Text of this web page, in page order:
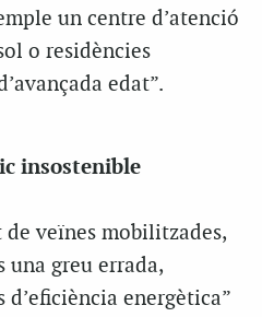
un centre d’atenció
o residències
edat”.
insostenible
de veïnes mobilitzades,
una greu errada,
energètica”